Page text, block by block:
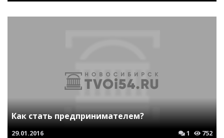
Как стать предпринимателем?
29.01.2016 1 752